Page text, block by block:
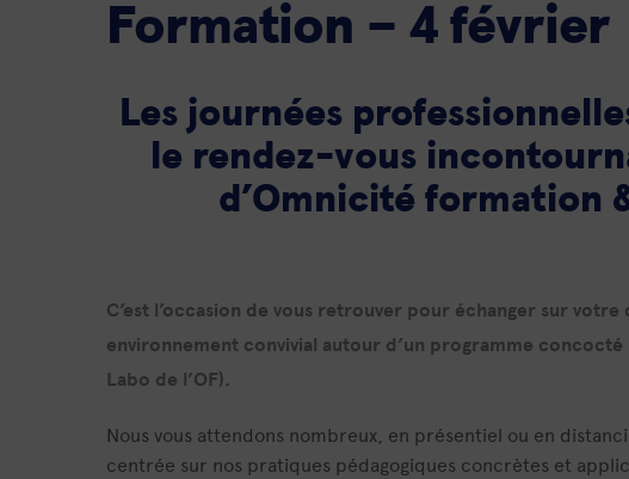
Formation – 4 février
Les journées
le rendez-vous
d’Omnicité formation
C’est l’occasion de vous retrouver pour échanger sur
environnement convivial autour d’un programme concocté
Labo de l’OF).
Nous vous attendons nombreux, en présentiel ou en
centrée sur nos pratiques pédagogiques concrètes et